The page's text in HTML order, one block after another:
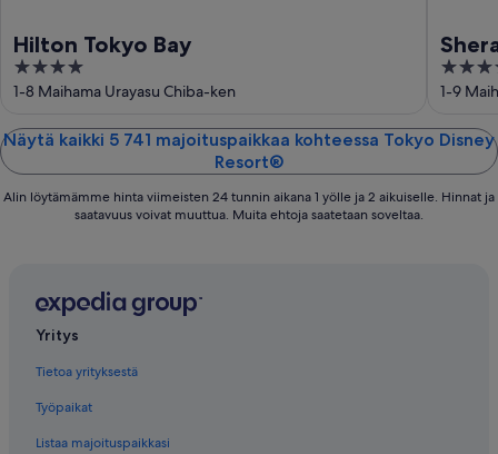
Hilton Tokyo Bay
4
out
5
1-8 Maihama Urayasu Chiba-ken
4.5
out
5
1-9
Näytä kaikki 5 741 majoituspaikkaa kohteessa Tokyo Disney
Resort®
Alin löytämämme hinta viimeisten 24 tunnin aikana 1 yölle ja 2 aikuiselle. Hinnat ja
saatavuus voivat muuttua. Muita ehtoja saatetaan soveltaa.
Yritys
Tietoa yrityksestä
Työpaikat
Listaa majoituspaikkasi